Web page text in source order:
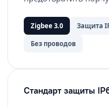
Zigbee 3.0 Защита
Без проводов
Стандарт защиты